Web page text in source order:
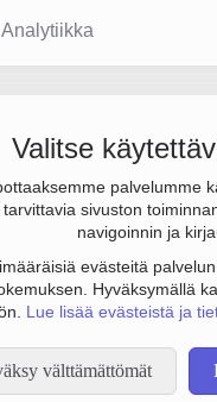
Analytiikka
Valitse
palvelumme
sivuston
navigoinnin ja
evästeitä
Hyväksymällä
Lue lisää evästeistä ja
välttämättömät
173. Sen
ja sijainti Helsinki.